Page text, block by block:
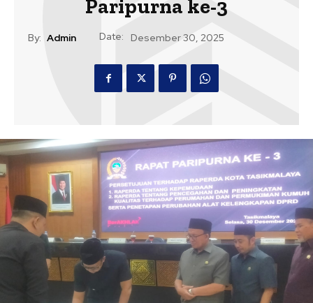
Paripurna ke-3
By: Admin Date: Desember 30, 2025